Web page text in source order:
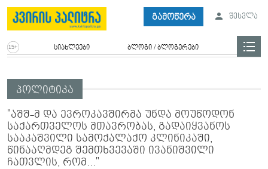
გამოწერა შესვლა
სიახლეები ბლოგი / ბლოგერები
პოლიტიკა
"აშშ-მ და ევროკავშირმა უნდა მოუწოდონ
საქართველოს მთავრობას, გადაიყვანოს
სააკაშვილი სამოქალაქო კლინიკაში,
წინააღმდეგ შემთხვევაში ივანიშვილი
ჩათვლის, რომ..."